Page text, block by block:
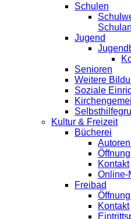
Schulen
Jugend
Senioren
Weitere
Soziale
Kultur & Freizeit
Bücherei
Kontakt
Online-
Freibad
Kontakt